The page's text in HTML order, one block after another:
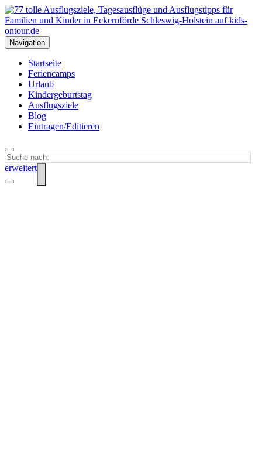
Navigation
Startseite
Feriencamps
Urlaub
Kindergeburtstag
Ausflugsziele
Blog
Eintragen/Editieren
erweitert